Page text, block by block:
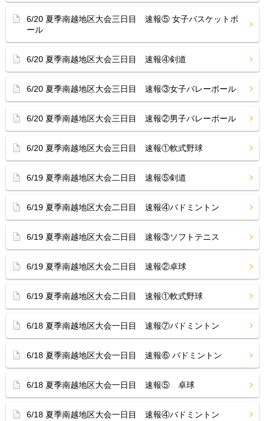
6/20 夏季南越地区大会三日目 速報⑤ 女子バスケットボ
ール
6/20 夏季南越地区大会三日目 速報④剣道
6/20 夏季南越地区大会三日目 速報③女子バレーボール
6/20 夏季南越地区大会三日目 速報②男子バレーボール
6/20 夏季南越地区大会三日目 速報①軟式野球
6/19 夏季南越地区大会二日目 速報⑤剣道
6/19 夏季南越地区大会二日目 速報④バドミントン
6/19 夏季南越地区大会二日目 速報③ソフトテニス
6/19 夏季南越地区大会二日目 速報②卓球
6/19 夏季南越地区大会二日目 速報①軟式野球
6/18 夏季南越地区大会一日目 速報⑦バドミントン
6/18 夏季南越地区大会一日目 速報⑥ バドミントン
6/18 夏季南越地区大会一日目 速報⑤ 卓球
6/18 夏季南越地区大会一日目 速報④バドミントン